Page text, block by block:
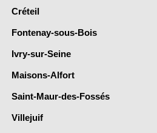
Créteil
Fontenay-sous-Bois
Ivry-sur-Seine
Maisons-Alfort
Saint-Maur-des-Fossés
Villejuif